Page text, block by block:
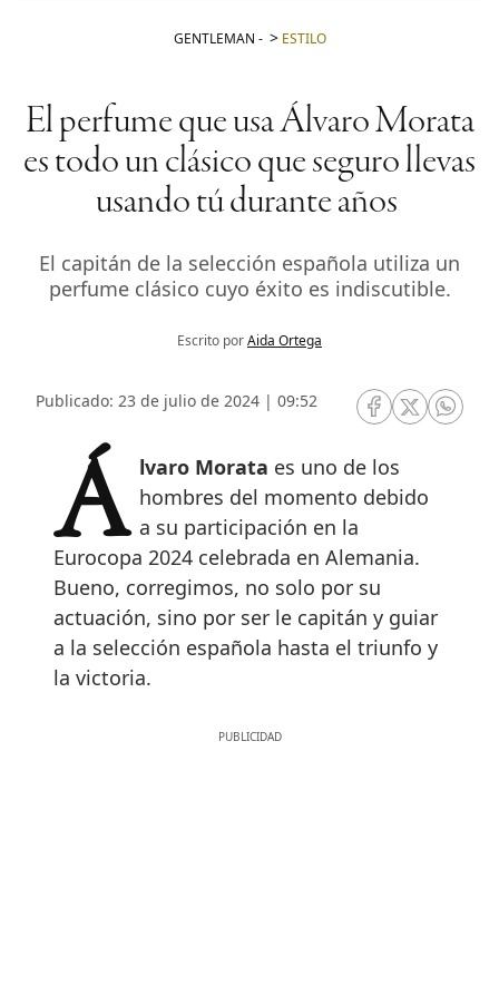
GENTLEMAN - ESTILO
El perfume que usa Álvaro Morata
es todo un clásico que seguro llevas
usando tú durante años
El capitán de la selección española utiliza un
perfume clásico cuyo éxito es indiscutible.
Escrito porAida Ortega
Publicado: 23 de julio de 2024 | 09:52
RRSS Facebook
RRSSRRSS
Álvaro Morata es uno de los
hombres del momento debido
a su participación en la
Eurocopa 2024 celebrada en Alemania.
Bueno, corregimos, no solo por su
actuación, sino por ser le capitán y guiar
a la selección española hasta el triunfo y
la victoria.